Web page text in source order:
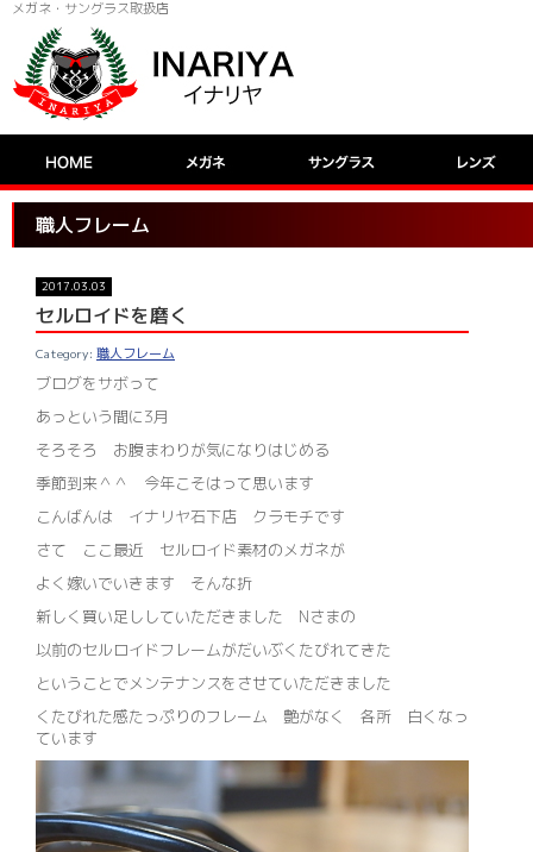
メガネ・サングラス取扱店
職人フレーム
2017.03.03
職人フレーム
セルロイドを磨く
ブログをサボって
あっという間に3月
そろそろ お腹まわりが気になりはじめる
季節到来＾＾ 今年こそはって思います
こんばんは イナリヤ石下店 クラモチです
さて ここ最近 セルロイド素材のメガネが
よく嫁いでいきます そんな折
新しく買い足ししていただきました Nさまの
以前のセルロイドフレームがだいぶくたびれてきた
ということでメンテナンスをさせていただきました
くたびれた感たっぷりのフレーム 艶がなく 各所 白くなっ
ています